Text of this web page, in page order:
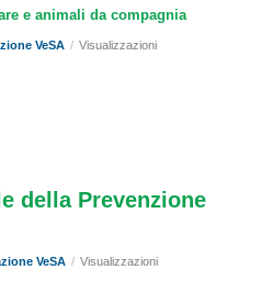
e animali da compagnia
VeSA / Visualizzazioni
della Prevenzione
VeSA / Visualizzazioni